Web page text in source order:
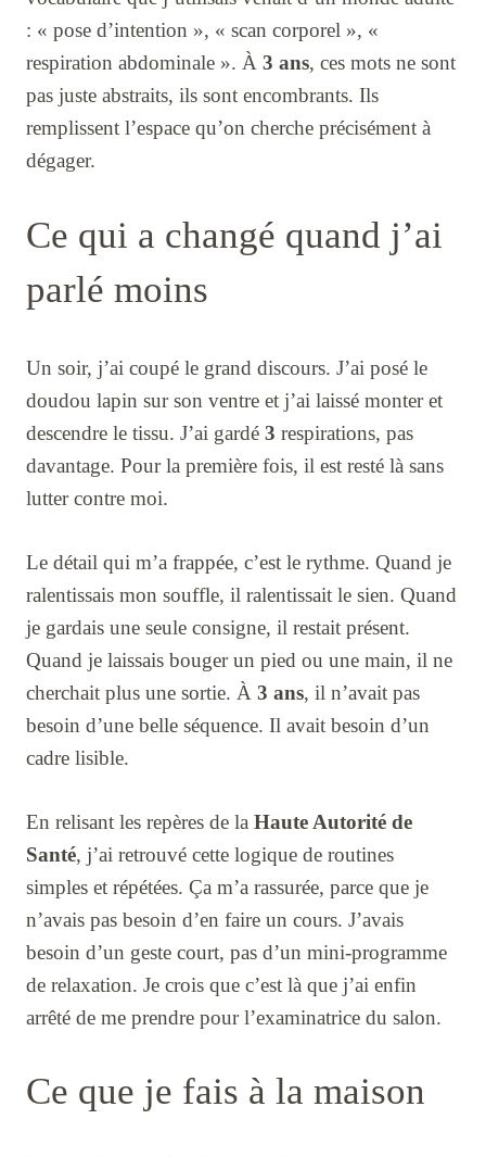
: « pose d’intention », « scan corporel », «
respiration abdominale ». À 3 ans, ces mots ne sont
pas juste abstraits, ils sont encombrants. Ils
remplissent l’espace qu’on cherche précisément à
dégager.
Ce qui a changé quand j’ai
parlé moins
Un soir, j’ai coupé le grand discours. J’ai posé le
doudou lapin sur son ventre et j’ai laissé monter et
descendre le tissu. J’ai gardé 3 respirations, pas
davantage. Pour la première fois, il est resté là sans
lutter contre moi.
Le détail qui m’a frappée, c’est le rythme. Quand je
ralentissais mon souffle, il ralentissait le sien. Quand
je gardais une seule consigne, il restait présent.
Quand je laissais bouger un pied ou une main, il ne
cherchait plus une sortie. À 3 ans, il n’avait pas
besoin d’une belle séquence. Il avait besoin d’un
cadre lisible.
En relisant les repères de la Haute Autorité de
Santé, j’ai retrouvé cette logique de routines
simples et répétées. Ça m’a rassurée, parce que je
n’avais pas besoin d’en faire un cours. J’avais
besoin d’un geste court, pas d’un mini-programme
de relaxation. Je crois que c’est là que j’ai enfin
arrêté de me prendre pour l’examinatrice du salon.
Ce que je fais à la maison